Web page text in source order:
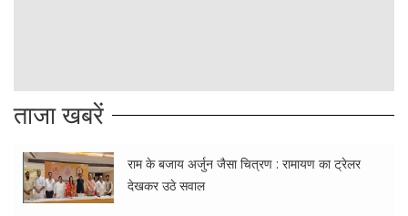
ताजा खबरें
राम के बजाय अर्जुन जैसा चित्रण : रामायण का ट्रेलर
देखकर उठे सवाल